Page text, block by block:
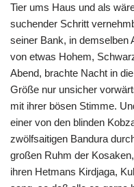
Tier ums Haus und als
suchender Schritt
seiner Bank, in demselben
von etwas Hohem,
Abend, brachte Nacht in
Größe nur unsicher
mit ihrer bösen Stimme.
einer von den blinden
zwölfsaitigen Bandura
großen Ruhm der
ihren Hetmans Kirdjaga,